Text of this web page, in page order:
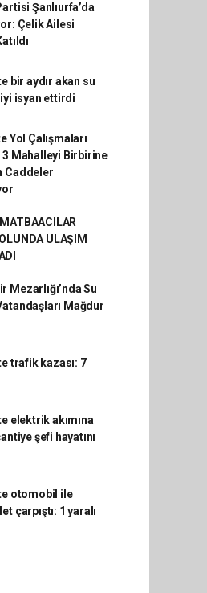
Şanlıurfa’da
Çelik Ailesi
bir aydır akan su
isyan ettirdi
Yol Çalışmaları
3 Mahalleyi Birbirine
Caddeler
ULAŞIM
Mezarlığı’nda Su
Mağdur
trafik kazası: 7
elektrik akımına
şefi hayatını
otomobil ile
çarpıştı: 1 yaralı